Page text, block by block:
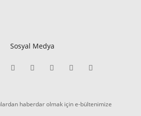
Sosyal Medya
haberdar olmak için e-bültenimize